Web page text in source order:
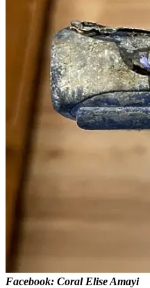
Facebook: Coral Elise Amayi